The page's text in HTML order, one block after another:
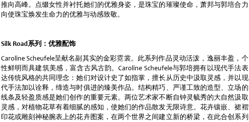
推向高峰。点缀女性并衬托她们的优雅身姿，是珠宝的璀璨使命，萧邦与郭培合力
向使珠宝焕发生命力的优雅与动感致敬。
Silk Road系列：优雅配饰
Caroline Scheufele呈献名副其实的金彩霓裳。此系列作品灵动活泼，逸丽丰盈，个
性鲜明而具建筑美感，富含古风古韵。Caroline Scheufele与郭培拥有以现代手法表
达传统风格的共同理念：她们对设计史了如指掌，擅长从历史中汲取灵感，并以现
代手法加以诠释，缔造与时俱进的臻美作品。结构精巧、严谨工致的造型、立场的
线条及轻盈质感是她们创作的重要元素。两位艺术家不断自钟灵毓秀的大自然汲取
灵感，对植物花草有着细腻的感知，使她们的作品散发无限诗意。花卉镶嵌、裙褶
印花或雕刻神秘腕表上的花卉图案，在两个世界之间建立新的桥梁，在此合创系列